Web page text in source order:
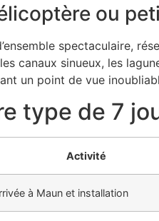
ou
spectaculaire,
canaux sinueux, les
un point de vue
type de 7
Activité
à Maun et installation